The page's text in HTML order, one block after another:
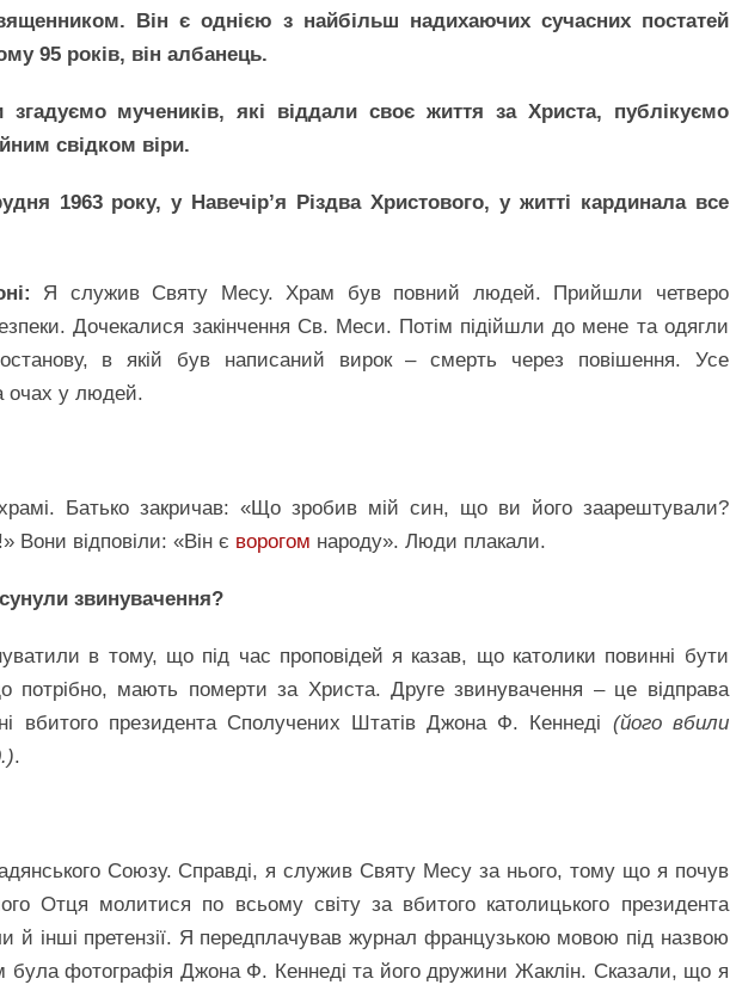
Він є однією з найбільш надихаючих сучасних постатей
95 років, він албанець.
мучеників, які віддали своє життя за Христа, публікуємо
свідком віри.
1963 року, у Навечір’я Різдва Христового, у житті кардинала все
Я служив Святу Месу. Храм був повний людей. Прийшли четверо
Дочекалися закінчення Св. Меси. Потім підійшли до мене та одягли
в якій був написаний вирок – смерть через повішення. Усе
очах у людей.
Батько закричав: «Що зробив мій син, що ви його заарештували?
Вони відповіли: «Він є ворогом народу». Люди плакали.
звинувачення?
в тому, що під час проповідей я казав, що католики повинні бути
потрібно, мають померти за Христа. Друге звинувачення – це відправа
вбитого президента Сполучених Штатів Джона Ф. Кеннеді (його вбили
.
Союзу. Справді, я служив Святу Месу за нього, тому що я почув
Отця молитися по всьому світу за вбитого католицького президента
й інші претензії. Я передплачував журнал французькою мовою під назвою
фотографія Джона Ф. Кеннеді та його дружини Жаклін. Сказали, що я